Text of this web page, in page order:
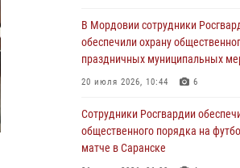
В Саранске по обращению
правоохранители отреагировали
незамедлительно
05 августа 2026, 15:04
В Саранске сотрудники
задержали мужчину,
причинении телесных
В Мордовии сотрудники
обеспечили охрану
праздничных муниципальных
20 июля 2026, 10:44 6
Сотрудники Росгвардии
общественного порядка на
матче в Саранске